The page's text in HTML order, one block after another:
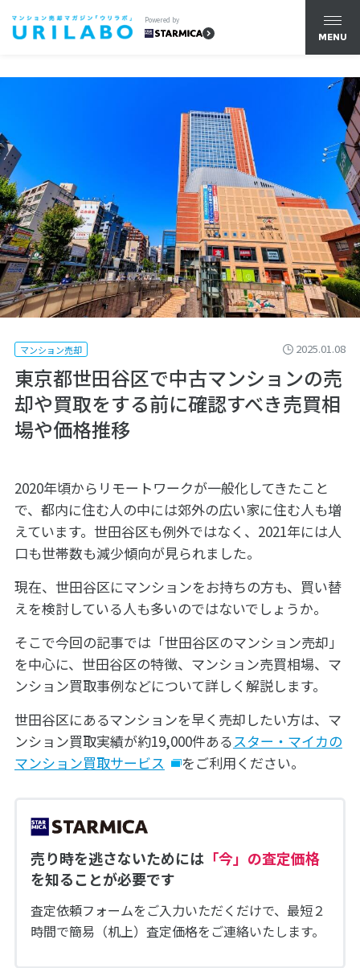
Powered by
MENU
マンション売却 2025.01.08
東京都世田谷区で中古マンションの売
却や買取をする前に確認すべき売買相
場や価格推移
2020年頃からリモートワークが一般化してきたこと
で、都内に住む人の中には郊外の広い家に住む人も増
えています。世田谷区も例外ではなく、2021年には人
口も世帯数も減少傾向が見られました。
現在、世田谷区にマンションをお持ちの方も、買い替
えを検討している人も多いのではないでしょうか。
そこで今回の記事では「世田谷区のマンション売却」
を中心に、世田谷区の特徴、マンション売買相場、マ
ンション買取事例などについて詳しく解説します。
世田谷区にあるマンションを早く売却したい方は、マ
ンション買取実績が約19,000件あるスター・マイカの
マンション買取サービス
をご利用ください。
売り時を逃さないためには「今」の査定価格
を知ることが必要です
査定依頼フォームをご入力いただくだけで、最短２
時間で簡易（机上）査定価格をご連絡いたします。